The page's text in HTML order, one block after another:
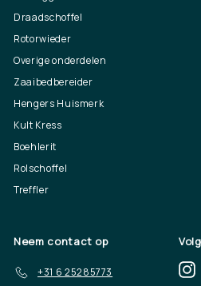
Draadschoffel
Rotorwieder
Overige onderdelen
Zaaibedbereider
Hengers Huismerk
Kult Kress
Boehlerit
Rolschoffel
Treffler
Neem contact op
+31 6 25285773